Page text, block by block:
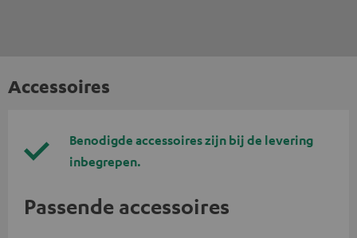
Accessoires
Benodigde accessoires zijn bij de levering
inbegrepen.
Passende accessoires